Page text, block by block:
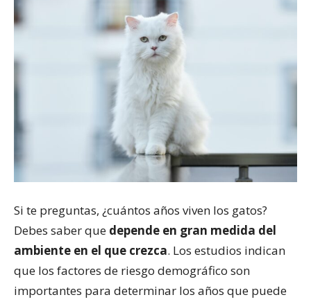
Si te preguntas, ¿cuántos años viven los gatos?
Debes saber que depende en gran medida del
ambiente en el que crezca. Los estudios indican
que los factores de riesgo demográfico son
importantes para determinar los años que puede